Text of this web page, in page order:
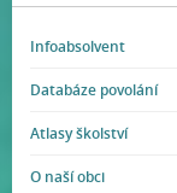
Infoabsolvent
Databáze povolání
Atlasy školství
O naší obci